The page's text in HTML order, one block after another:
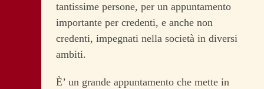
tantissime persone, per un appuntamento
importante per credenti, e anche non
credenti, impegnati nella società in diversi
ambiti.
È’ un grande appuntamento che mette in